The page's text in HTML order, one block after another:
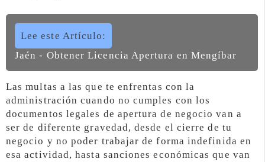
Lee este Artículo:
Jaén - Obtener Licencia Apertura en Mengíbar
Las multas a las que te enfrentas con la
administración cuando no cumples con los
documentos legales de apertura de negocio van a
ser de diferente gravedad, desde el cierre de tu
negocio y no poder trabajar de forma indefinida en
esa actividad, hasta sanciones económicas que van